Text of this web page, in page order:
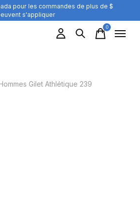
pour les commandes de plus de $
s'appliquer
0items
Gilet Athlétique 239